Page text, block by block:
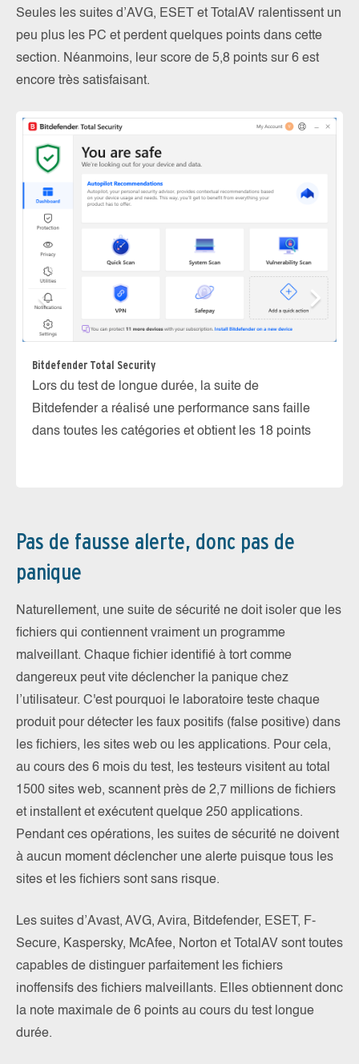
Seules les suites d’AVG, ESET et TotalAV ralentissent un
peu plus les PC et perdent quelques points dans cette
section. Néanmoins, leur score de 5,8 points sur 6 est
encore très satisfaisant.
Bitdefender Total Security
Lors du test de longue durée, la suite de
Bitdefender a réalisé une performance sans faille
dans toutes les catégories et obtient les 18 points
Pas de fausse alerte, donc pas de
panique
Naturellement, une suite de sécurité ne doit isoler que les
fichiers qui contiennent vraiment un programme
malveillant. Chaque fichier identifié à tort comme
dangereux peut vite déclencher la panique chez
l’utilisateur. C'est pourquoi le laboratoire teste chaque
produit pour détecter les faux positifs (false positive) dans
les fichiers, les sites web ou les applications. Pour cela,
au cours des 6 mois du test, les testeurs visitent au total
1500 sites web, scannent près de 2,7 millions de fichiers
et installent et exécutent quelque 250 applications.
Pendant ces opérations, les suites de sécurité ne doivent
à aucun moment déclencher une alerte puisque tous les
sites et les fichiers sont sans risque.
Les suites d’Avast, AVG, Avira, Bitdefender, ESET, F-
Secure, Kaspersky, McAfee, Norton et TotalAV sont toutes
capables de distinguer parfaitement les fichiers
inoffensifs des fichiers malveillants. Elles obtiennent donc
la note maximale de 6 points au cours du test longue
durée.